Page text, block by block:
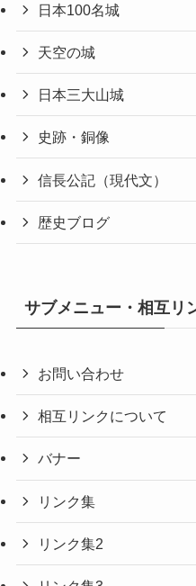
日本100名城
天空の城
日本三大山城
史跡・銅像
信長公記（現代文）
歴史ブログ
サブメニュー・相互リ
お問い合わせ
相互リンクについて
バナー
リンク集
リンク集2